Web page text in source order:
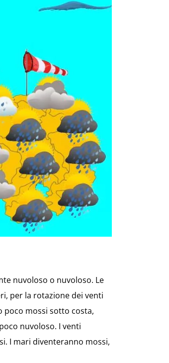
nuvoloso o nuvoloso. Le
per la rotazione dei venti
poco mossi sotto costa,
nuvoloso. I venti
I mari diventeranno mossi,